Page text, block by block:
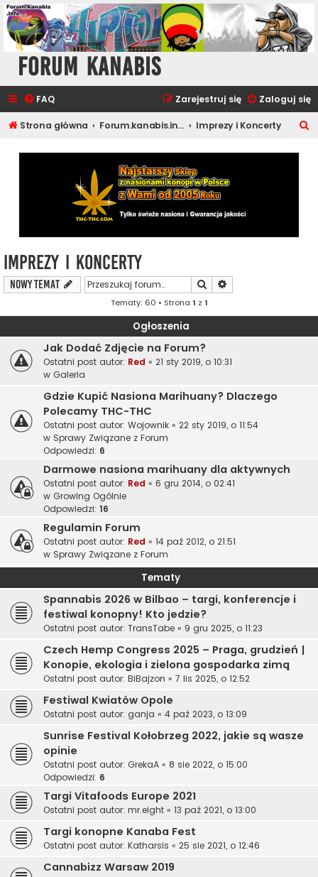
Forum Kanabis
FAQ Zaloguj się
Zarejestruj się
Strona główna Forum.kanabis.info - Muzyka i Rozrywka Imprezy i Koncerty
Imprezy i Koncerty
NOWY TEMAT Szukaj
Tematy: 60 • Strona 1 z 1
Ogłoszenia
Jak Dodać Zdjęcie na Forum?
Ostatni post autor: Red « 21 sty 2019, o 10:31
w Galeria
Gdzie Kupić Nasiona Marihuany? Dlaczego
Polecamy THC-THC
Ostatni post autor: Wojownik « 22 sty 2019, o 11:54
w Sprawy Związane z Forum
Odpowiedzi: 6
Darmowe nasiona marihuany dla aktywnych
Ostatni post autor: Red « 6 gru 2014, o 02:41
w Growing Ogólnie
Odpowiedzi: 16
Regulamin Forum
Ostatni post autor: Red « 14 paź 2012, o 21:51
w Sprawy Związane z Forum
Tematy
Spannabis 2026 w Bilbao – targi, konferencje i
festiwal konopny! Kto jedzie?
Ostatni post autor: TransTabe « 9 gru 2025, o 11:23
Czech Hemp Congress 2025 – Praga, grudzień |
Konopie, ekologia i zielona gospodarka zimą
Ostatni post autor: BiBajzon « 7 lis 2025, o 12:52
Festiwal Kwiatów Opole
Ostatni post autor: ganja « 4 paź 2023, o 13:09
Sunrise Festival Kołobrzeg 2022, jakie są wasze
opinie
Ostatni post autor: GrekaA « 8 sie 2022, o 15:00
Odpowiedzi: 6
Targi Vitafoods Europe 2021
Ostatni post autor: mr.eight « 13 paź 2021, o 13:00
Targi konopne Kanaba Fest
Ostatni post autor: Katharsis « 25 sie 2021, o 12:46
Cannabizz Warsaw 2019